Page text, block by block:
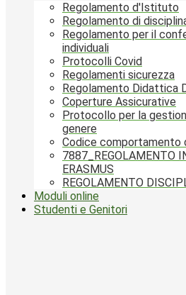
Regolamento d'Istituto
Regolamento di
Regolamento per il
individuali
Protocolli Covid
Regolamenti sicurezza
Regolamento Didattica
Coperture Assicurative
Protocollo per la
genere
Codice comportamento
7887_REGOLAMENTO
ERASMUS
REGOLAMENTO
Moduli online
Studenti e Genitori